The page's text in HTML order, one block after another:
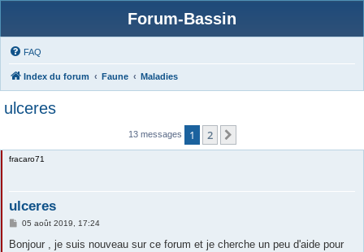
Forum-Bassin
FAQ
Index du forum Faune Maladies
ulceres
13 messages 1 2
fracaro71
ulceres
M
s
05 août 2019, 17:24
Bonjour , je suis nouveau sur ce forum et je cherche un peu d'aide pour